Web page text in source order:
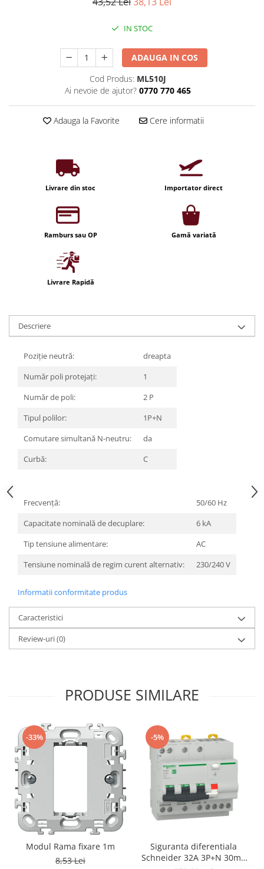
Becuri LED Decor
Profil aluminiu
Tub LED
Becuri LED Smart
Becuri LED cu filament
Corpuri de emergenta
Uncategorized
Aplica LED
Profil banda LED
Iluminat decorativ de Craciun
IN STOC
ADAUGA IN COS
Cod Produs: ML510J
Ai nevoie de ajutor? 0770 770 465
Adauga la Favorite Cere informatii
Livrare din stoc Importator direct
Ramburs sau OP Gamă variată
Livrare Rapidă
Descriere
Poziție neutră:
dreapta
Număr poli protejați:
1
Număr de poli:
2 P
Tipul polilor:
1P+N
Comutare simultană N-neutru:
da
Curbă:
C
Frecvenţă:
50/60 Hz
Capacitate nominală de decuplare:
6 kA
Tip tensiune alimentare:
AC
Tensiune nominală de regim curent alternativ:
230/240 V
Informatii conformitate produs
Caracteristici
Review-uri(0)
PRODUSE SIMILARE
-33%
Modul Rama fixare 1m
8,53 Lei
-5%
Siguranta diferentiala
Schneider 32A 3P+N 30mA